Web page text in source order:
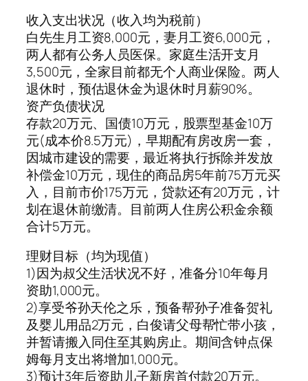
收入支出状况（收入均为税前）
白先生月工资8,000元，妻月工资6,000元，
两人都有公务人员医保。家庭生活开支月
3,500元，全家目前都无个人商业保险。两人
退休时，预估退休金为退休时月薪90%。
资产负债状况
存款20万元、国债10万元，股票型基金10万
元(成本价8.5万元)，早期配有房改房一套，
因城市建设的需要，最近将执行拆除并发放
补偿金10万元，现住的商品房5年前75万元买
入，目前市价175万元，贷款还有20万元，计
划在退休前缴清。目前两人住房公积金余额
合计5万元。
理财目标（均为现值）
1)因为叔父生活状况不好，准备分10年每月
资助1,000元。
2)享受爷孙天伦之乐，预备帮孙子准备贺礼
及婴儿用品2万元，白俊请父母帮忙带小孩，
并暂请搬入同住至其购房止。期间含钟点保
姆每月支出将增加1,000元。
3)预计3年后资助儿子新房首付款20万元。